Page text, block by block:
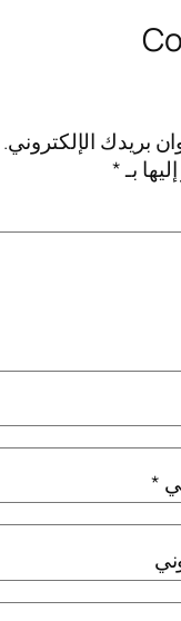
بريدك الإلكتروني.
بـ*
*